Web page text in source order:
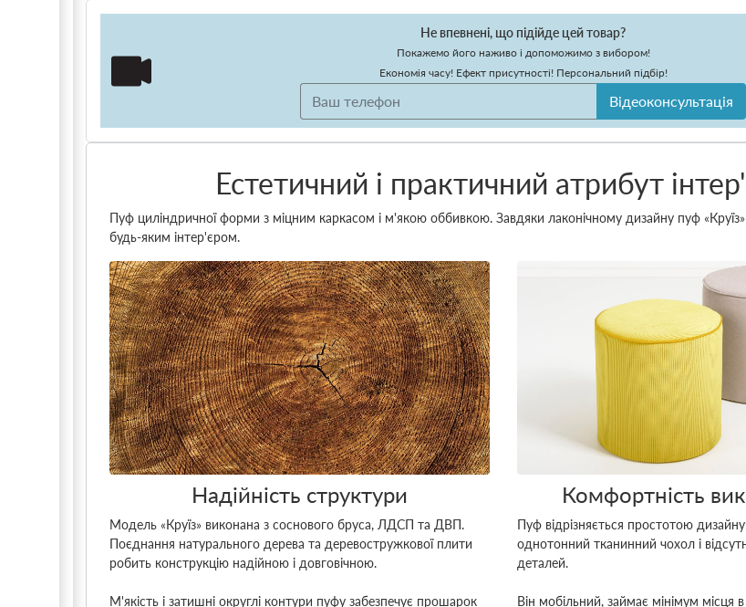
Не впевнені, що підійде цей товар?
Покажемо його наживо і допоможимо з вибором!
Економія часу! Ефект присутності! Персональний підбір!
Відеоконсультація
Естетичний і практичний атрибут
Пуф циліндричної форми з міцним каркасом і м'якою оббивкою. Завдяки лаконічному дизайну пуф «Круїз»
будь-яким інтер'єром.
Надійність структури
Модель «Круїз» виконана з соснового бруса, ЛДСП та ДВП.
Поєднання натурального дерева та деревостружкової плити
робить конструкцію надійною і довговічною.
М'якість і затишні округлі контури пуфу забезпечує прошарок
Комфортність
Пуф відрізняється простотою
однотонний тканинний чохол і
деталей.
Він мобільний, займає мінімум місця в